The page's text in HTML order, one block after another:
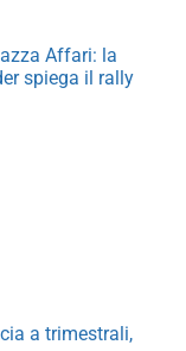
Affari: la
spiega il rally
a trimestrali,